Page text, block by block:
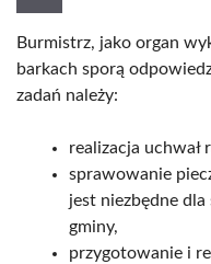
Burmistrz, jako organ
barkach sporą
zadań należy:
realizacja uchwał
sprawowanie
jest niezbędne
gminy,
przygotowanie i